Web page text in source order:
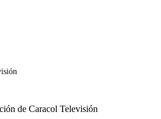
de Caracol Televisión